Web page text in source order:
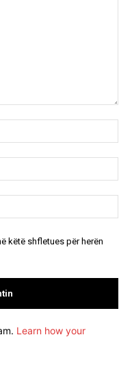
këtë shfletues për herën
Learn how your